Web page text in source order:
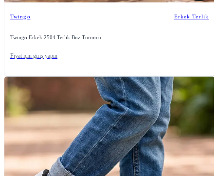
Twingo Erkek Terlik
Twingo Erkek 2504 Terlik Buz Turuncu
Fiyat için giriş yapın